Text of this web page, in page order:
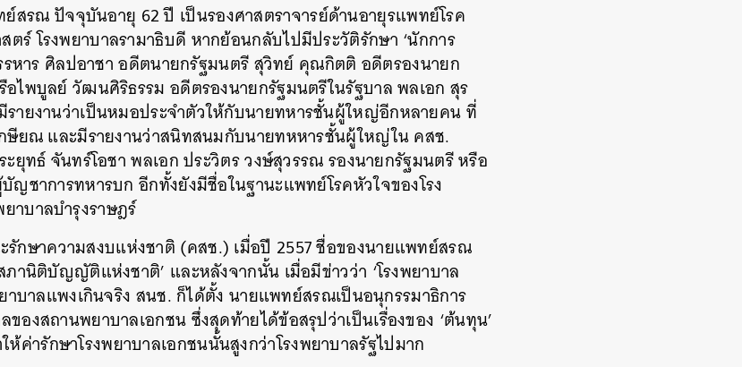
สรณ ปัจจุบันอายุ 62 ปี เป็นรองศาสตราจารย์ด้านอายุรแพทย์โรค
ร์ โรงพยาบาลรามาธิบดี หากย้อนกลับไปมีประวัติรักษา ‘นักการ
รหาร ศิลปอาชา อดีตนายกรัฐมนตรี สุวิทย์ คุณกิตติ อดีตรองนายก
ไพบูลย์ วัฒนศิริธรรม อดีตรองนายกรัฐมนตรีในรัฐบาล พลเอก สุร
ายงานว่าเป็นหมอประจำตัวให้กับนายทหารชั้นผู้ใหญ่อีกหลายคน ที่
กษียณ และมีรายงานว่าสนิทสนมกับนายทหหารชั้นผู้ใหญ่ใน คสช.
ยุทธ์ จันทร์โอชา พลเอก ประวิตร วงษ์สุวรรณ รองนายกรัฐมนตรี หรือ
ชาการทหารบก อีกทั้งยังมีชื่อในฐานะแพทย์โรคหัวใจของโรง
าบาลบำรุงราษฎร์
รักษาความสงบแห่งชาติ (คสช.) เมื่อปี 2557 ชื่อของนายแพทย์สรณ
านิติบัญญัติแห่งชาติ’ และหลังจากนั้น เมื่อมีข่าวว่า ‘โรงพยาบาล
ยาบาลแพงเกินจริง สนช. ก็ได้ตั้ง นายแพทย์สรณเป็นอนุกรรมาธิการ
องสถานพยาบาลเอกชน ซึ่งสุดท้ายได้ข้อสรุปว่าเป็นเรื่องของ ‘ต้นทุน’
ค่ารักษาโรงพยาบาลเอกชนนั้นสูงกว่าโรงพยาบาลรัฐไปมาก
SHARE TWEET LINE EMAIL